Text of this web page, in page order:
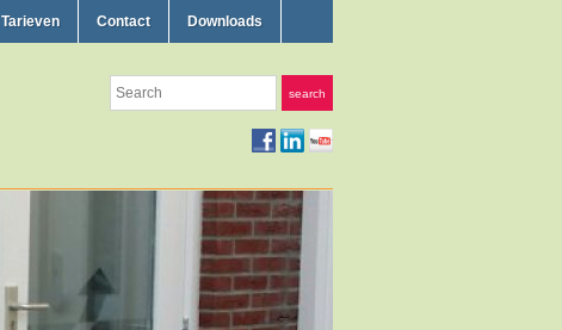
Tarieven Contact Downloads
Search search